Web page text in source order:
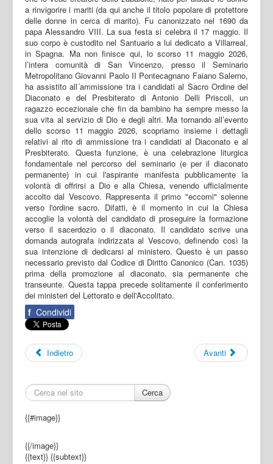
a rinvigorire i mariti (da qui anche il titolo popolare di protettore
delle donne in cerca di marito). Fu canonizzato nel 1690 da
papa Alessandro VIII. La sua festa si celebra il 17 maggio. Il
suo corpo è custodito nel Santuario a lui dedicato a Villarreal,
in Spagna. Ma non finisce qui, lo scorso 11 maggio 2026,
l’intera comunità di San Vincenzo, presso il Seminario
Metropolitano Giovanni Paolo II Pontecagnano Faiano Salerno,
ha assistito all´ammissione tra i candidati al Sacro Ordine del
Diaconato e del Presbiterato di Antonio Delli Priscoli, un
ragazzo eccezionale che fin da bambino ha sempre messo la
sua vita al servizio di Dio e degli altri. Ma tornando all’evento
dello scorso 11 maggio 2026, scopriamo insieme i dettagli
relativi al rito di ammissione tra i candidati al Diaconato e al
Presbiterato. Questa funzione, è una celebrazione liturgica
fondamentale nel percorso del seminario (e per il diaconato
permanente) in cui l'aspirante manifesta pubblicamente la
volontà di offrirsi a Dio e alla Chiesa, venendo ufficialmente
accolto dal Vescovo. Rappresenta il primo "eccomi" solenne
verso l'ordine sacro. Difatti, è il momento in cui la Chiesa
accoglie la volontà del candidato di proseguire la formazione
verso il sacerdozio o il diaconato. Il candidato scrive una
domanda autografa indirizzata al Vescovo, definendo così la
sua intenzione di dedicarsi al ministero. Questo è un passo
necessario previsto dal Codice di Diritto Canonico (Can. 1035)
prima della promozione al diaconato, sia permanente che
transeunte. Questa tappa precede solitamente il conferimento
dei ministeri del Lettorato e dell'Accolitato.
f Condividi
Indietro Avanti
Cerca
{{#image}}
{{/image}}
{{text}} {{subtext}}